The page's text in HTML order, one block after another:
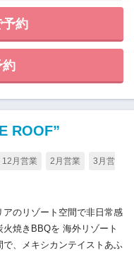
約
ROOF”
12月営業 2月営業 3月営
アのリゾート空間で非日常感
火焼きBBQを 海外リゾート
で、メキシカンテイストあふ